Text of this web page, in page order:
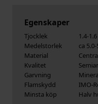
Egenskaper
Tjocklek
1.4-
Medelstorlek
ca
Material
Kvalitet
Garvning
Flamskydd
IMO-
Minsta köp
Halv